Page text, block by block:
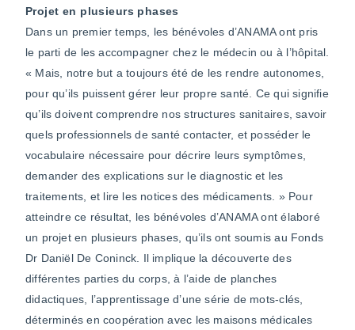
Projet en plusieurs phases
Dans un premier temps, les bénévoles d’ANAMA ont pris
le parti de les accompagner chez le médecin ou à l’hôpital.
« Mais, notre but a toujours été de les rendre autonomes,
pour qu’ils puissent gérer leur propre santé. Ce qui signifie
qu’ils doivent comprendre nos structures sanitaires, savoir
quels professionnels de santé contacter, et posséder le
vocabulaire nécessaire pour décrire leurs symptômes,
demander des explications sur le diagnostic et les
traitements, et lire les notices des médicaments. » Pour
atteindre ce résultat, les bénévoles d’ANAMA ont élaboré
un projet en plusieurs phases, qu’ils ont soumis au Fonds
Dr Daniël De Coninck. Il implique la découverte des
différentes parties du corps, à l’aide de planches
didactiques, l’apprentissage d’une série de mots-clés,
déterminés en coopération avec les maisons médicales